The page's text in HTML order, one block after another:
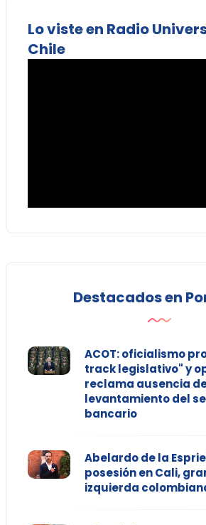
Lo viste en Radio
Chile
Destacados en
ACOT: oficialismo
track legislativo" y
reclama ausencia
levantamiento del
bancario
Abelardo de la
posesión en Cali,
izquierda